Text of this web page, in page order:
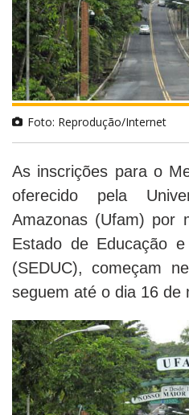
Foto: Reprodução/Internet
As inscrições para o
oferecido pela
Amazonas (Ufam) por
Estado de Educação
(SEDUC), começam
seguem até o dia 16 de